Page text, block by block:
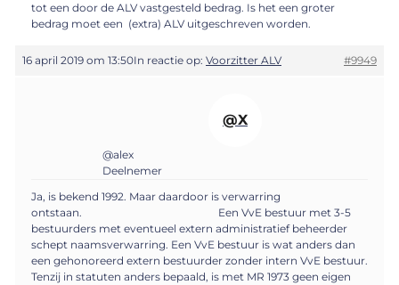
tot een door de ALV vastgesteld bedrag. Is het een groter
bedrag moet een (extra) ALV uitgeschreven worden.
16 april 2019 om 13:50In reactie op: Voorzitter ALV #9949
@X
@alex
Deelnemer
Ja, is bekend 1992. Maar daardoor is verwarring
ontstaan. Een VvE bestuur met 3-5
bestuurders met eventueel extern administratief beheerder
schept naamsverwarring. Een VvE bestuur is wat anders dan
een gehonoreerd extern bestuurder zonder intern VvE bestuur.
Tenzij in statuten anders bepaald, is met MR 1973 geen eigen